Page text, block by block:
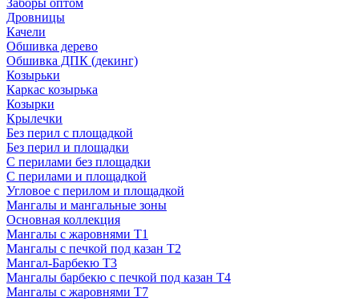
Заборы оптом
Дровницы
Качели
Обшивка дерево
Обшивка ДПК (декинг)
Козырьки
Каркас козырька
Козырки
Крылечки
Без перил с площадкой
Без перил и площадки
С перилами без площадки
С перилами и площадкой
Угловое с перилом и площадкой
Мангалы и мангальные зоны
Основная коллекция
Мангалы с жаровнями Т1
Мангалы с печкой под казан Т2
Мангал-Барбекю Т3
Мангалы барбекю с печкой под казан Т4
Мангалы с жаровнями Т7